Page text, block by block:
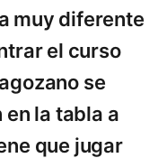
muy diferente
el curso
se
la tabla a
que jugar